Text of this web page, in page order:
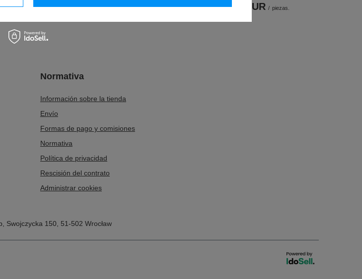
650,80 EUR / piezas.
Normativa
Información sobre la tienda
Envío
Formas de pago y comisiones
Normativa
Política de privacidad
Rescisión del contrato
Administrar cookies
Swojczycka 150 51-502 Wrocław